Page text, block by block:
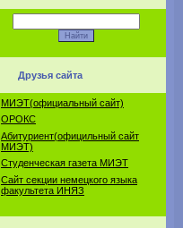
Друзья сайта
МИЭТ(официальный сайт)
ОРОКС
Абитуриент(официльный сайт
МИЭТ)
Студенческая газета МИЭТ
Сайт секции немецкого языка
факультета ИНЯЗ